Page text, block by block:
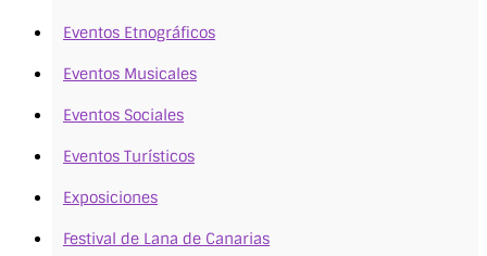
Eventos Etnográficos
Eventos Musicales
Eventos Sociales
Eventos Turísticos
Exposiciones
Festival de Lana de Canarias